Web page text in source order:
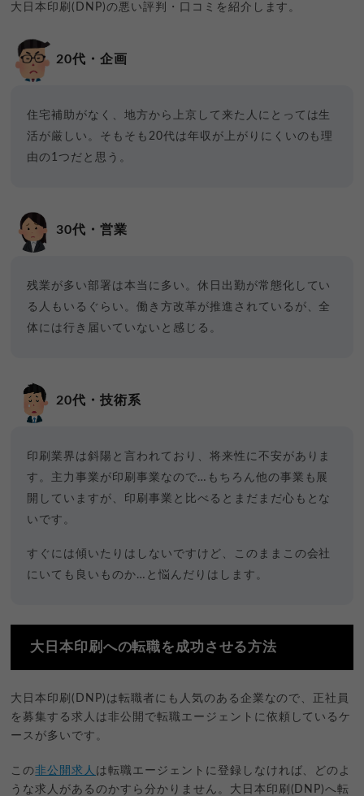
大日本印刷(DNP)の悪い評判・口コミを紹介します。
20代・企画
住宅補助がなく、地方から上京して来た人にとっては生
活が厳しい。そもそも20代は年収が上がりにくいのも理
由の1つだと思う。
30代・営業
残業が多い部署は本当に多い。休日出勤が常態化してい
る人もいるぐらい。働き方改革が推進されているが、全
体には行き届いていないと感じる。
20代・技術系
印刷業界は斜陽と言われており、将来性に不安がありま
す。主力事業が印刷事業なので…もちろん他の事業も展
開していますが、印刷事業と比べるとまだまだ心もとな
いです。
すぐには傾いたりはしないですけど、このままこの会社
にいても良いものか…と悩んだりはします。
大日本印刷への転職を成功させる方法
大日本印刷(DNP)は転職者にも人気のある企業なので、正社員
を募集する求人は非公開で転職エージェントに依頼しているケ
ースが多いです。
この非公開求人 は転職エージェントに登録しなければ、どのよ
うな求人があるのかすら分かりません。大日本印刷(DNP)へ転